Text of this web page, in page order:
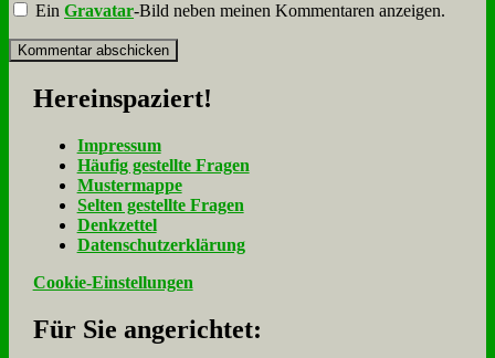
EinGravatar-Bild neben meinen Kommentaren anzeigen.
Her­ein­spa­ziert!
Im­pres­sum
Häu­fig ge­stell­te Fra­gen
Mu­ster­map­pe
Sel­ten ge­stell­te Fra­gen
Denk­zet­tel
Da­ten­schutz­er­klä­rung
Cookie-Einstellungen
Für Sie an­ge­rich­tet: